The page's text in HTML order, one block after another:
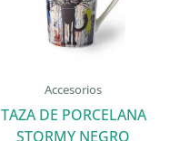
Accesorios
TAZA DE PORCELANA
STORMY NEGRO